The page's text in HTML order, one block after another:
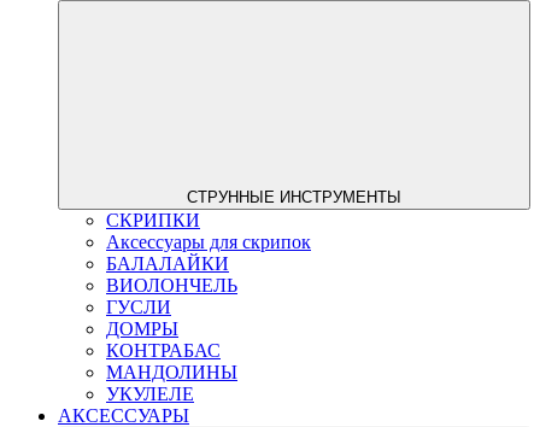
СТРУННЫЕ ИНСТРУМЕНТЫ
СКРИПКИ
Аксессуары для скрипок
БАЛАЛАЙКИ
ВИОЛОНЧЕЛЬ
ГУСЛИ
ДОМРЫ
КОНТРАБАС
МАНДОЛИНЫ
УКУЛЕЛЕ
АКСЕССУАРЫ